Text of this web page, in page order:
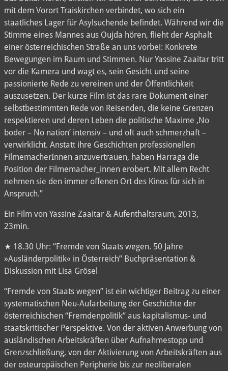
mit dem Vorort Traiskirchen verbindet, wo sich ein
staatliches Lager für Asylsuchende befindet. Während wir die
Stimme eines Mannes aus Oujda hören, flieht der Asphalt
einer österreichischen Straße an uns vorbei: Konkrete
Bewegungen im Raum und Stimmen. Nur Yassine Zaaitar tritt
vor die Kamera und wagt es, sein Gesicht und seine
passionierte Rede zu vereinen und der Öffentlichkeit
auszusetzen. Der kurze Film ist das rare Dokument einer
selbstbestimmten Rede von Reisenden, die keine Grenzen
respektieren und deren Leben die politische Maxime ‚No
boder – No nation’ intensiv – und oft auch schmerzhaft –
verwirklicht. Anstatt ihre Geschichten professionellen
FilmemacherInnen anzuvertrauen, haben Harraga die
Position der Filmemacher_innen erobert. Mit allem Recht
nehmen sie den immer offenen Ort des Kinos für sich in
Anspruch.”
Ein Film von Yassine Zaaitar & Aufenthaltsraum, 2013,
23min.
★ 18.30 Uhr: “Fremde von Staats wegen. 50 Jahre
»Ausländerpolitik« in Österreich” Buchpräsentation &
Diskussion mit Lisa Grösel
“Fremde von Staats wegen” ist ein wichtiger Beitrag zu einer
systematischen Neu-Aufarbeitung der Geschichte der
österreichischen “Fremdenpolitik” aus kapitalismus- und
staatskritischer Perspektive. Von der aktiven Anwerbung von
ausländischen Arbeitskräften über Aufnahmestopp und
Grenzschließung, von der Aktivierung von Arbeitskräften aus
der osteuropäischen Peripherie bis zur neoliberalen